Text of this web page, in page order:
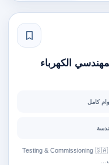
الكهرباء
كامل
فرصة عمل مميزة في السعودية لمهندسي الكهرباء – Testing & Commissioning 🇸🇦